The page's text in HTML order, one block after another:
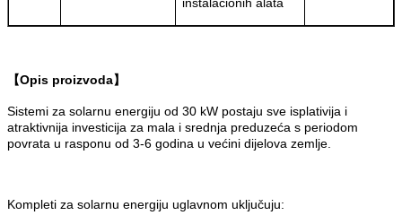
【Opis proizvoda】
Sistemi za solarnu energiju od 30 kW postaju sve isplativija i
atraktivnija investicija za mala i srednja preduzeća s periodom
povrata u rasponu od 3-6 godina u većini dijelova zemlje.
Kompleti za solarnu energiju uglavnom uključuju: